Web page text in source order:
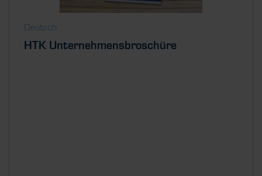
Deutsch
HTK Unternehmensbroschüre